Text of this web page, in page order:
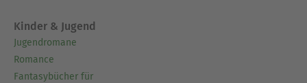
Kinder & Jugend
Jugendromane
Romance
Fantasybücher für